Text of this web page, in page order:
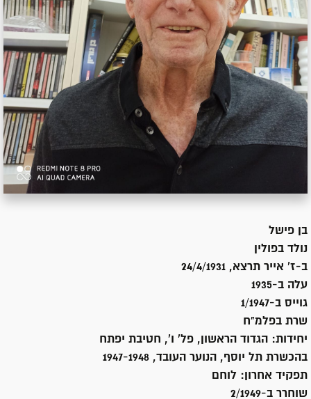
בן פישל
נולד בפולין
ב-ז' אייר תרצא, 24/4/1931
עלה ב-1935
גוייס ב-1/1947
שרת בפלמ"ח
יחידות: הגדוד הראשון, פל' ו', חטיבת יפתח
בהכשרת תל יוסף, הנוער העובד, 1947-1948
תפקיד אחרון: לוחם
שוחרר ב-2/1949